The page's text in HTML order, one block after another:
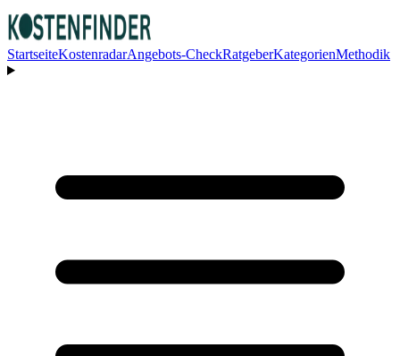
StartseiteKostenradarAngebots-CheckRatgeberKategorienMethodik